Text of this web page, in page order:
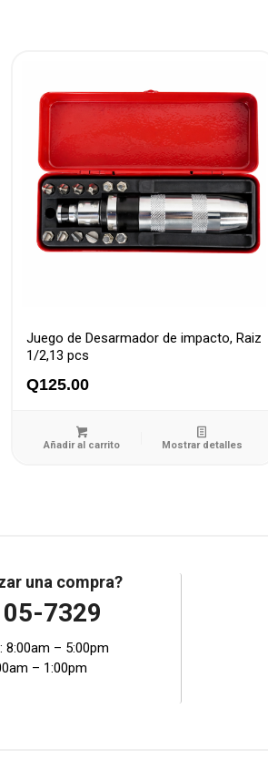
Juego de Desarmador de impacto, Raiz
1/2,13 pcs
Q125.00
Añadir al carrito Mostrar detalles
una compra?
7329
8:00am – 5:00pm
– 1:00pm